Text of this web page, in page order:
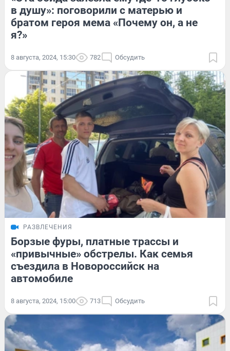
в душу»: поговорили с матерью и
братом героя мема «Почему он, а не
я?»
8 августа, 2024, 15:30 782 Обсудить
РАЗВЛЕЧЕНИЯ
Борзые фуры, платные трассы и
«привычные» обстрелы. Как семья
съездила в Новороссийск на
автомобиле
8 августа, 2024, 15:00 713 Обсудить